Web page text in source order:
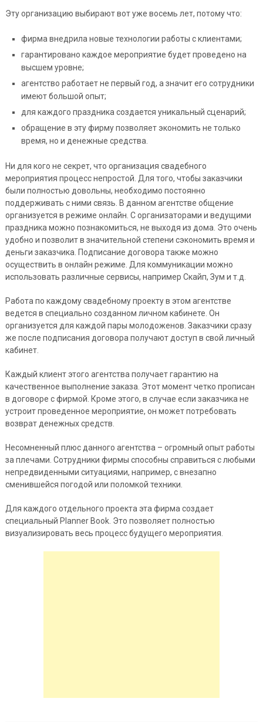
Эту организацию выбирают вот уже восемь лет, потому что:
фирма внедрила новые технологии работы с клиентами;
гарантировано каждое мероприятие будет проведено на
высшем уровне;
агентство работает не первый год, а значит его сотрудники
имеют большой опыт;
для каждого праздника создается уникальный сценарий;
обращение в эту фирму позволяет экономить не только
время, но и денежные средства.
Ни для кого не секрет, что организация свадебного
мероприятия процесс непростой. Для того, чтобы заказчики
были полностью довольны, необходимо постоянно
поддерживать с ними связь. В данном агентстве общение
организуется в режиме онлайн. С организаторами и ведущими
праздника можно познакомиться, не выходя из дома. Это очень
удобно и позволит в значительной степени сэкономить время и
деньги заказчика. Подписание договора также можно
осуществить в онлайн режиме. Для коммуникации можно
использовать различные сервисы, например Скайп, Зум и т.д.
Работа по каждому свадебному проекту в этом агентстве
ведется в специально созданном личном кабинете. Он
организуется для каждой пары молодоженов. Заказчики сразу
же после подписания договора получают доступ в свой личный
кабинет.
Каждый клиент этого агентства получает гарантию на
качественное выполнение заказа. Этот момент четко прописан
в договоре с фирмой. Кроме этого, в случае если заказчика не
устроит проведенное мероприятие, он может потребовать
возврат денежных средств.
Несомненный плюс данного агентства – огромный опыт работы
за плечами. Сотрудники фирмы способны справиться с любыми
непредвиденными ситуациями, например, с внезапно
сменившейся погодой или поломкой техники.
Для каждого отдельного проекта эта фирма создает
специальный Planner Book. Это позволяет полностью
визуализировать весь процесс будущего мероприятия.